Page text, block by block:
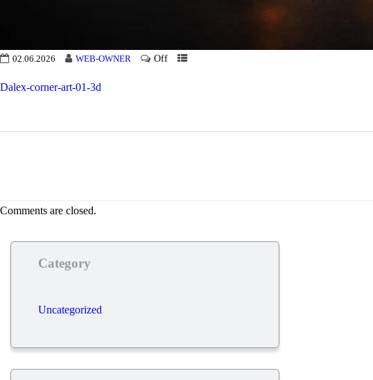
02.06.2026 WEB-OWNER Off
Dalex-corner-art-01-3d
Comments are closed.
Category
Uncategorized